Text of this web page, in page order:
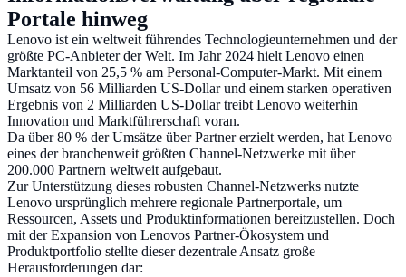
Portale hinweg
Lenovo ist ein weltweit führendes Technologieunternehmen und der
größte PC-Anbieter der Welt. Im Jahr 2024 hielt Lenovo einen
Marktanteil von 25,5 % am Personal-Computer-Markt. Mit einem
Umsatz von 56 Milliarden US-Dollar und einem starken operativen
Ergebnis von 2 Milliarden US-Dollar treibt Lenovo weiterhin
Innovation und Marktführerschaft voran.
Da über 80 % der Umsätze über Partner erzielt werden, hat Lenovo
eines der branchenweit größten Channel-Netzwerke mit über
200.000 Partnern weltweit aufgebaut.
Zur Unterstützung dieses robusten Channel-Netzwerks nutzte
Lenovo ursprünglich mehrere regionale Partnerportale, um
Ressourcen, Assets und Produktinformationen bereitzustellen. Doch
mit der Expansion von Lenovos Partner-Ökosystem und
Produktportfolio stellte dieser dezentrale Ansatz große
Herausforderungen dar: